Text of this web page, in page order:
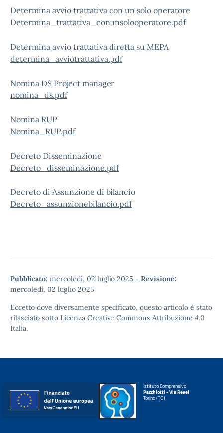
Determina avvio trattativa con un solo operatore
Determina_trattativa_conunsolooperatore.pdf
Determina avvio trattativa diretta su MEPA
determina_avviotrattativa.pdf
Nomina DS Project manager
nomina_ds.pdf
Nomina RUP
Nomina_RUP.pdf
Decreto Disseminazione
Decreto_disseminazione.pdf
Decreto di Assunzione di bilancio
Decreto_assunzionebilancio.pdf
Pubblicato: mercoledì, 02 luglio 2025 - Revisione:
mercoledì, 02 luglio 2025
Eccetto dove diversamente specificato, questo articolo è stato
rilasciato sotto Licenza Creative Commons Attribuzione 4.0
Italia.
Istituto Comprensivo
Pacchiotti - Via Revel
Torino (TO)